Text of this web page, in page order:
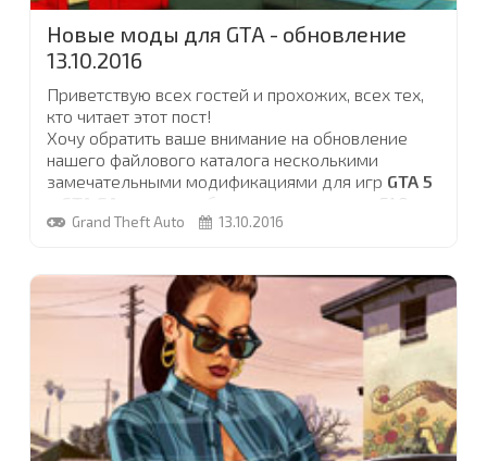
Новые моды для GTA - обновление
13.10.2016
Приветствую всех гостей и прохожих, всех тех,
кто читает этот пост!
Хочу обратить ваше внимание на обновление
нашего файлового каталога несколькими
замечательными модификациями для игр GTA 5
, а так же обновлением раздела
FAQ
(частые вопросы)
по GTA 5.
скачивания...
Grand Theft Auto 13.10.2016